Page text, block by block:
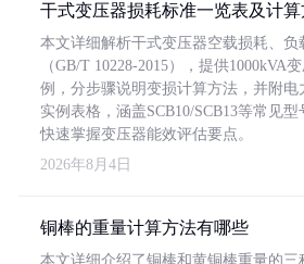
干式变压器损耗标准一览表及计
本文详细解析干式变压器空载损耗、负
（GB/T 10228-2015），提供1000kVA
例，分步骤说明变损计算方法，并附电
实例表格，涵盖SCB10/SCB13等常见
快速掌握变压器能效评估要点。
2026年8月4日
铜棒的重量计算方法有哪些
本文详细介绍了铜棒和黄铜棒重量的三